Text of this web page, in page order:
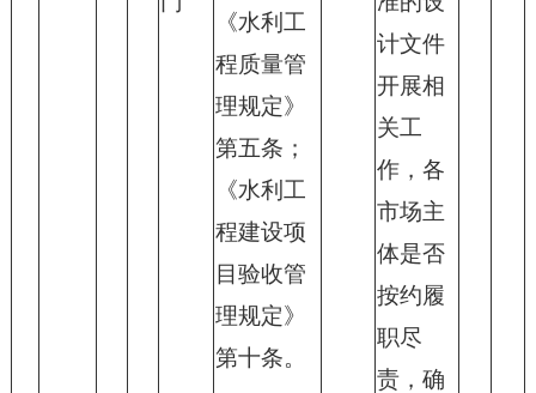
《水利工
程质量管
理规定》
第五条；
《水利工
程建设项
目验收管
理规定》
第十条。
计文件
开展相
关工
作，各
市场主
体是否
按约履
职尽
责，确